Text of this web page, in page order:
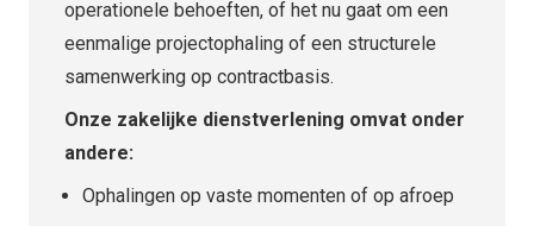
operationele behoeften, of het nu gaat om een
eenmalige projectophaling of een structurele
samenwerking op contractbasis.
Onze zakelijke dienstverlening omvat onder
andere:
Ophalingen op vaste momenten of op afroep